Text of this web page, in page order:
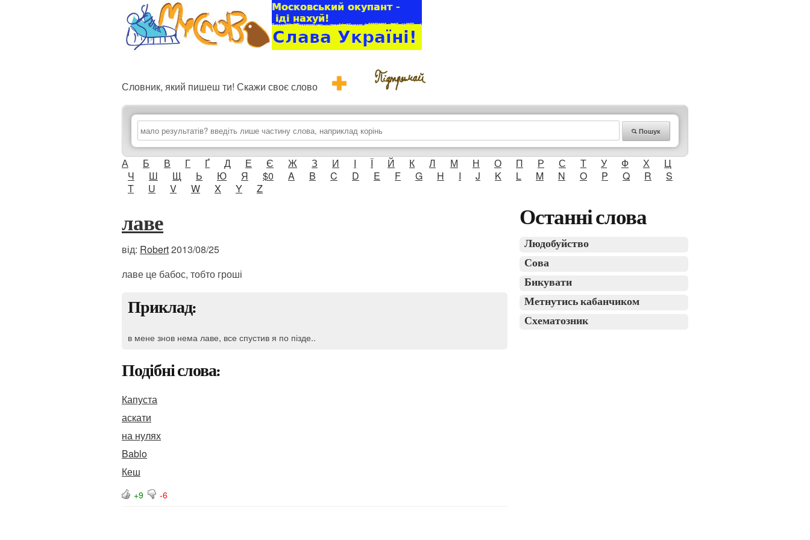
Словник, який пишеш ти! Скажи своє слово
Пошук
А Б В Г Ґ Д Е Є Ж З И І Ї Й К Л М Н О П Р С Т У Ф Х
Ц
Ч
Ш Щ Ь Ю Я $0 A B C D E F G H I J K L M N O P Q R
S
T
U V W X Y Z
лаве
від: Robert2013/08/25
лаве це бабос, тобто гроші
Приклад:
в мене знов нема лаве, все спустив я по пізде..
Подібні слова:
Капуста
аскати
на нулях
Bablo
Кеш
+9 -6
Останні слова
Людобуйство
Сова
Бикувати
Метнутись кабанчиком
Схематозник